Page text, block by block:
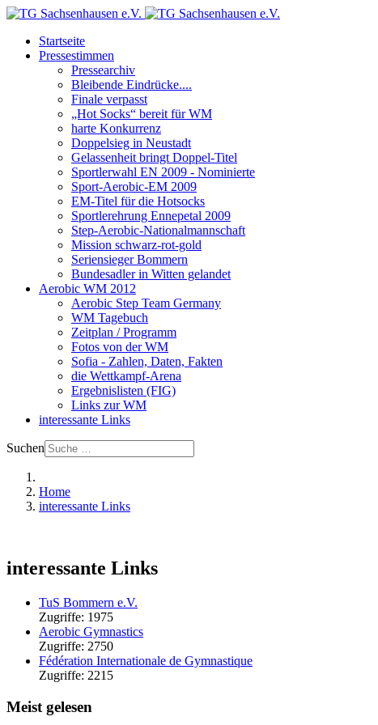
Startseite
Pressestimmen
Pressearchiv
Bleibende Eindrücke....
Finale verpasst
„Hot Socks“ bereit für WM
harte Konkurrenz
Doppelsieg in Neustadt
Gelassenheit bringt Doppel-Titel
Sportlerwahl EN 2009 - Nominierte
Sport-Aerobic-EM 2009
EM-Titel für die Hotsocks
Sportlerehrung Ennepetal 2009
Step-Aerobic-Nationalmannschaft
Mission schwarz-rot-gold
Seriensieger Bommern
Bundesadler in Witten gelandet
Aerobic WM 2012
Aerobic Step Team Germany
WM Tagebuch
Zeitplan / Programm
Fotos von der WM
Sofia - Zahlen, Daten, Fakten
die Wettkampf-Arena
Ergebnislisten (FIG)
Links zur WM
interessante Links
Suchen
Home
interessante Links
interessante Links
TuS Bommern e.V.
Zugriffe: 1975
Aerobic Gymnastics
Zugriffe: 2750
Fédération Internationale de Gymnastique
Zugriffe: 2215
Meist gelesen